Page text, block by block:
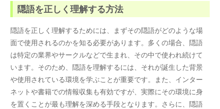
隠語を正しく理解する方法
隠語を正しく理解するためには、まずその隠語がどのような場
面で使用されるのかを知る必要があります。多くの場合、隠語
は特定の業界やサークルなどで生まれ、その中で使われ続けて
います。そのため、隠語を理解するには、それが誕生した背景
や使用されている環境を学ぶことが重要です。また、インター
ネットや書籍での情報収集も有効ですが、実際にその環境に身
を置くことが最も理解を深める手段となります。さらに、隠語